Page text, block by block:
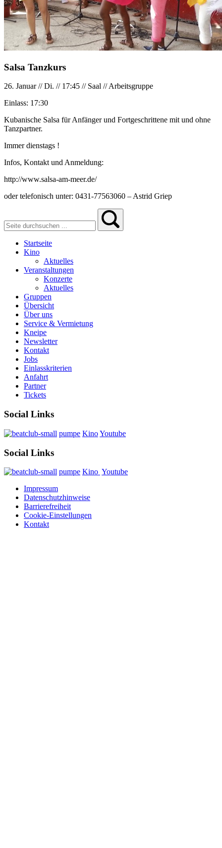
Salsa Tanzkurs
26. Januar//Di. // 17:45 // Saal //Arbeitsgruppe
Einlass: 17:30
Kubanische Salsa für Anfänger und Fortgeschrittene mit und ohne
Tanzpartner.
Immer dienstags !
Infos, Kontakt und Anmeldung:
http://www.salsa-am-meer.de/
oder telefonisch unter: 0431-77563060 – Astrid Griep
Startseite
Kino
Aktuelles
Veranstaltungen
Konzerte
Aktuelles
Gruppen
Übersicht
Über uns
Service & Vermietung
Kneipe
Newsletter
Kontakt
Jobs
Einlasskriterien
Anfahrt
Partner
Tickets
Social Links
pumpe KinoYoutube
Social Links
pumpe Kino Youtube
Impressum
Datenschutzhinweise
Barrierefreiheit
Cookie-Einstellungen
Kontakt